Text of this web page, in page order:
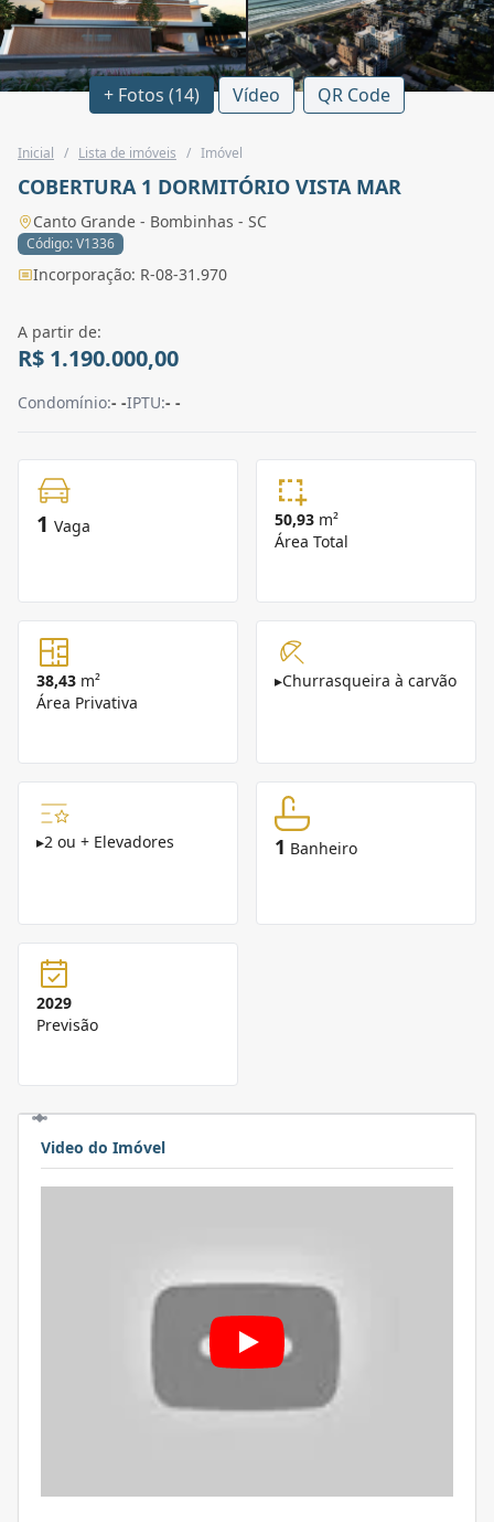
+ Fotos (14) Vídeo QR Code
Inicial / Lista de imóveis / Imóvel
COBERTURA 1 DORMITÓRIO VISTA MAR
Canto Grande - Bombinhas - SC
Código: V1336
Incorporação: R-08-31.970
A partir de:
R$ 1.190.000,00
Condomínio:- -IPTU:- -
1 Vaga 50,93 m²
Área Total
38,43 m²
Área Privativa
▸Churrasqueira à carvão
▸2 ou + Elevadores 1 Banheiro
2029
Previsão
Video do Imóvel